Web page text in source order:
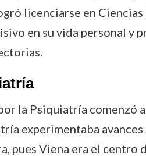
licenciarse en
en su vida personal y
la Psiquiatría comenzó
experimentaba
pues Viena era el centro